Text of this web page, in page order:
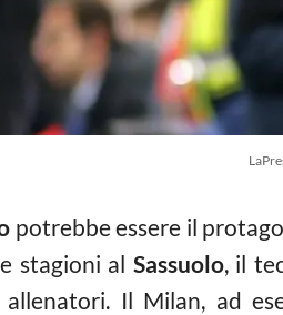
potrebbe essere il
stagioni al Sassuolo, il
Il Milan, ad